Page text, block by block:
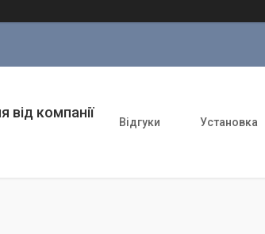
від компанії
Відгуки Установка